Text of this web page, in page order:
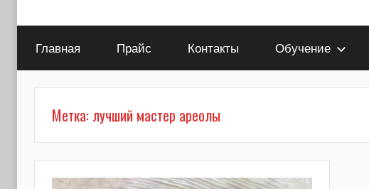
Главная Прайс Контакты Обучение
Метка: лучший мастер ареолы